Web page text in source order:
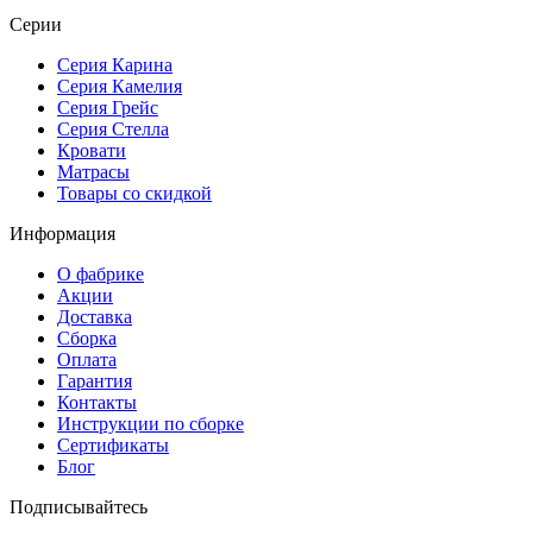
Серии
Серия Карина
Серия Камелия
Серия Грейс
Серия Стелла
Кровати
Матрасы
Товары со скидкой
Информация
О фабрике
Акции
Доставка
Сборка
Оплата
Гарантия
Контакты
Инструкции по сборке
Сертификаты
Блог
Подписывайтесь